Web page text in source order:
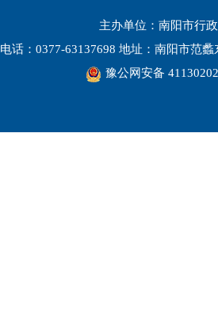
主办单位：南阳市行
电话：0377-63137698 地址：南阳市范
豫公网安备